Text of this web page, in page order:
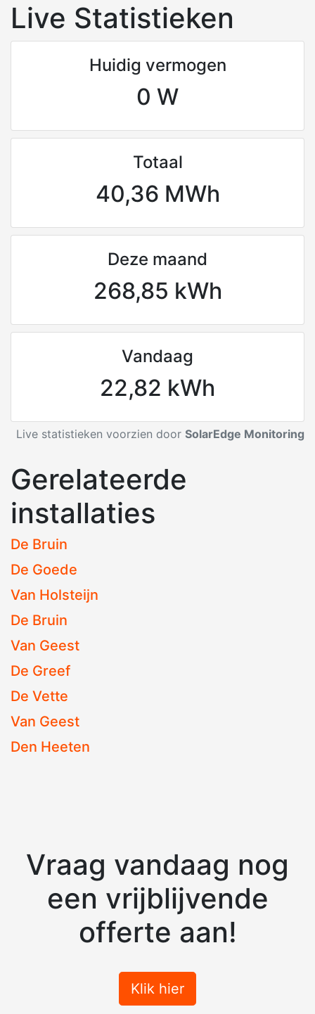
Live Statistieken
Huidig vermogen
0 W
Totaal
40,36 MWh
Deze maand
268,85 kWh
Vandaag
22,82 kWh
Live statistieken voorzien door SolarEdge Monitoring
Gerelateerde
installaties
De Bruin
De Goede
Van Holsteijn
De Bruin
Van Geest
De Greef
De Vette
Van Geest
Den Heeten
Vraag vandaag nog
een vrijblijvende
offerte aan!
Klik hier